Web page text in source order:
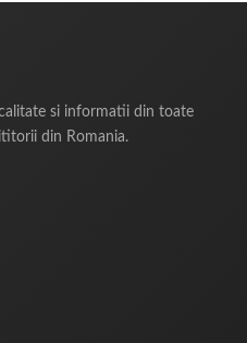
si informatii din toate
din Romania.